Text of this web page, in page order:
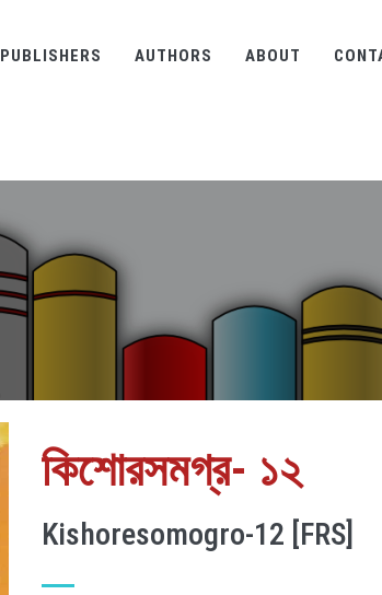
PUBLISHERS AUTHORS ABOUT
কিশোরসমগ্র- ১২
Kishoresomogro-12 [FRS]